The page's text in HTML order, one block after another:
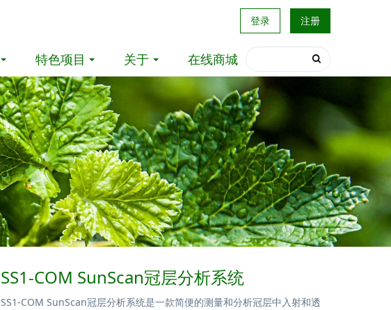
登录 注册
特色项目 关于 在线商城
SS1-COM SunScan冠层分析系统
SS1-COM SunScan冠层分析系统是一款简便的测量和分析冠层中入射和透